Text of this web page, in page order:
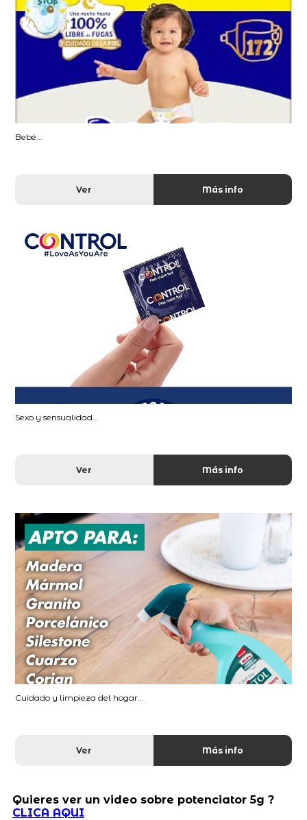
Bebé...
Ver Más info
Sexo y sensualidad...
Ver Más info
Cuidado y limpieza del hogar...
Ver Más info
Quieres ver un video sobre potenciator 5g ?
CLICA AQUI